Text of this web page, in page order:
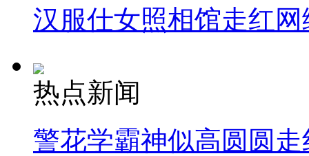
汉服仕女照相馆走红网
热点新闻
警花学霸神似高圆圆走